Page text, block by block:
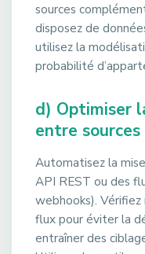
sources
disposez de
utilisez la
probabilité
d) Optimiser
entre
Automatisez la
API REST ou des
webhooks).
flux pour éviter la
entraîner des